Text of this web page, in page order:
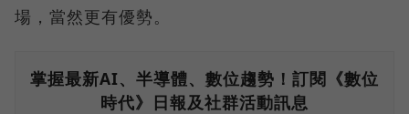
場，當然更有優勢。
掌握最新AI、半導體、數位趨勢！訂閱《數位
時代》日報及社群活動訊息